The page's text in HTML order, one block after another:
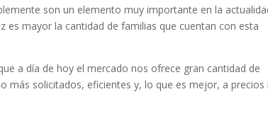
son un elemento muy importante en la
es mayor la cantidad de familias que cuentan con esta
a día de hoy el mercado nos ofrece gran cantidad de
más solicitados, eficientes y, lo que es mejor, a precios